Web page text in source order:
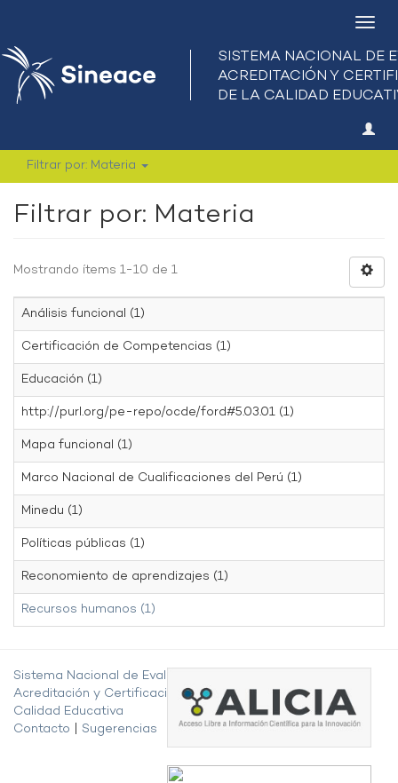
Filtrar por: Materia
Filtrar por: Materia
Mostrando ítems 1-10 de 1
Análisis funcional (1)
Certificación de Competencias (1)
Educación (1)
http://purl.org/pe-repo/ocde/ford#5.03.01 (1)
Mapa funcional (1)
Marco Nacional de Cualificaciones del Perú (1)
Minedu (1)
Políticas públicas (1)
Reconomiento de aprendizajes (1)
Recursos humanos (1)
Sistema Nacional de Evaluación,
Acreditación y Certificación de la
Calidad Educativa
Contacto
Sugerencias